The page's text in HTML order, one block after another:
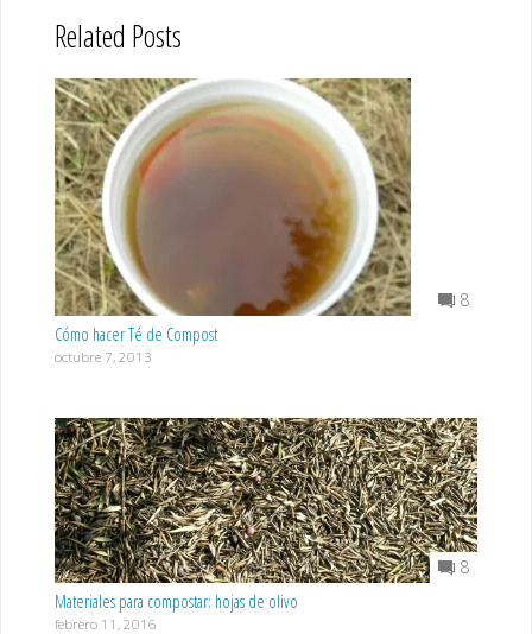
Related Posts
8
Cómo hacer Té de Compost
octubre 7, 2013
8
Materiales para compostar: hojas de olivo
febrero 11, 2016